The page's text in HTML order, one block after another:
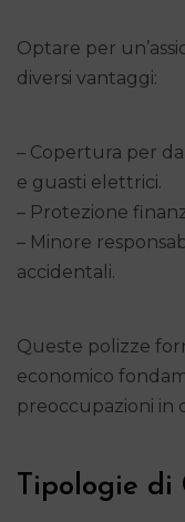
Optare per
diversi vantaggi:
– Copertura per
e guasti elettrici.
– Protezione
– Minore
accidentali.
Queste polizze
economico
preoccupazioni in
Tipologie di